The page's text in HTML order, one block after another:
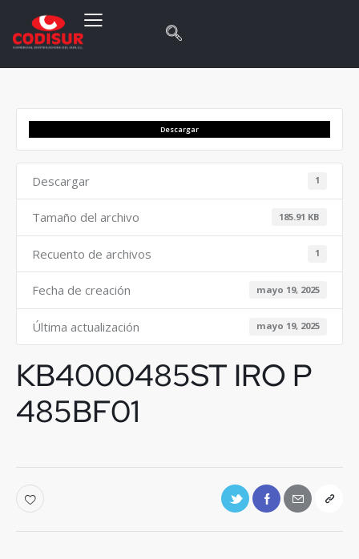
Descargar
Descargar 1
Tamaño del archivo 185.91 KB
Recuento de archivos 1
Fecha de creación mayo 19, 2025
Última actualización mayo 19, 2025
KB4000485ST IRO P
485BF01